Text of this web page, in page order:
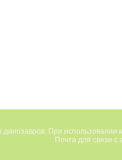
При использовании
Почта для связи